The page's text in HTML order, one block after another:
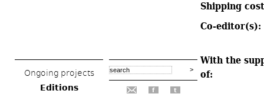
Ongoing projects
Editions
f t
Shipping
Co-editor(s):
With the
of: